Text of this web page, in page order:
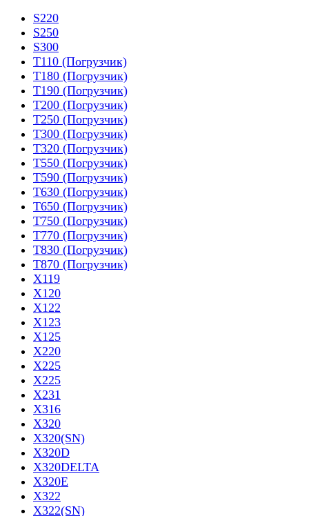
S220
S250
S300
T110 (Погрузчик)
T180 (Погрузчик)
T190 (Погрузчик)
T200 (Погрузчик)
T250 (Погрузчик)
T300 (Погрузчик)
T320 (Погрузчик)
T550 (Погрузчик)
T590 (Погрузчик)
T630 (Погрузчик)
T650 (Погрузчик)
T750 (Погрузчик)
T770 (Погрузчик)
T830 (Погрузчик)
T870 (Погрузчик)
X119
X120
X122
X123
X125
X220
X225
X225
X231
X316
X320
X320(SN)
X320D
X320DELTA
X320E
X322
X322(SN)